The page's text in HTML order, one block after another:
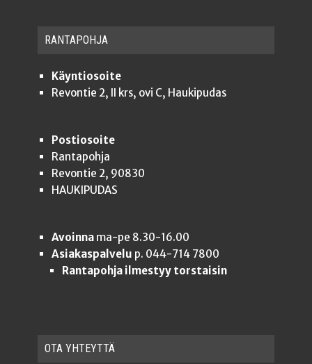
RAN­TA­POH­JA
Käyntiosoite
Revontie 2, II krs, ovi C, Haukipudas
Postiosoite
Rantapohja
Revontie 2, 90830
HAUKIPUDAS
Avoinnama-pe 8.30-16.00
Asiakaspalvelu p. 044-714 7800
Rantapohja ilmestyy torstaisin
OTA YHTEYT­TÄ